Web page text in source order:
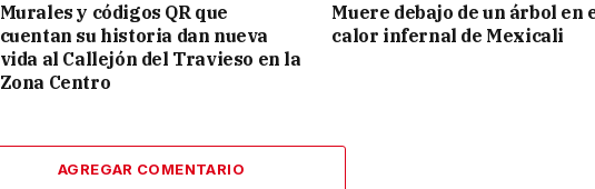
Murales y códigos QR que
cuentan su historia dan nueva
vida al Callejón del Travieso en la
Zona Centro
Muere debajo de un árbol en
calor infernal de Mexicali
AGREGAR COMENTARIO